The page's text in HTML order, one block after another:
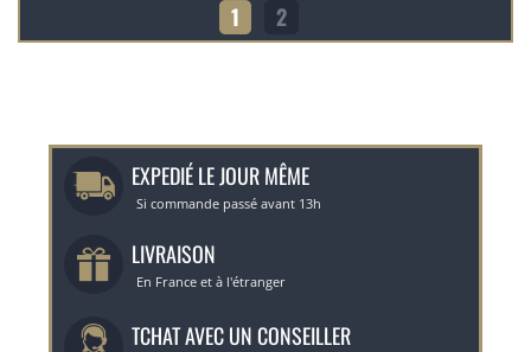
1 2
EXPEDIÉ LE JOUR MÊME
Si commande passé avant 13h
LIVRAISON
En France et à l'étranger
TCHAT AVEC UN CONSEILLER